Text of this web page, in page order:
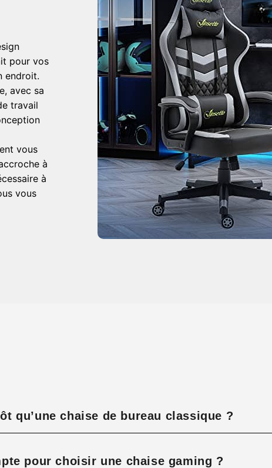
pour vos
endroit.
avec sa
travail
vous
à
à
vous
qu’une chaise de bureau classique ?
pour choisir une chaise gaming ?